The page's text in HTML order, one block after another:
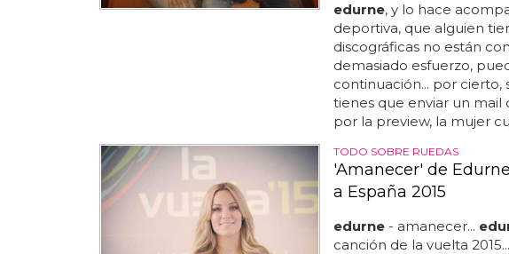
edurne, y lo hace
deportiva, que alguien
discográficas no están
demasiado esfuerzo,
continuación... por cierto,
tienes que enviar un mail
por la preview, la mujer
TODO SOBRE RUEDAS
'Amanecer' de
a España 2015
edurne- amanecer...
canción de la vuelta